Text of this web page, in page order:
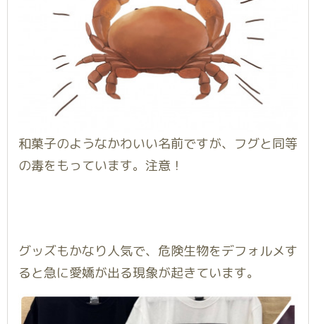
和菓子のようなかわいい名前ですが、フグと同等
の毒をもっています。注意！
グッズもかなり人気で、危険生物をデフォルメす
ると急に愛嬌が出る現象が起きています。